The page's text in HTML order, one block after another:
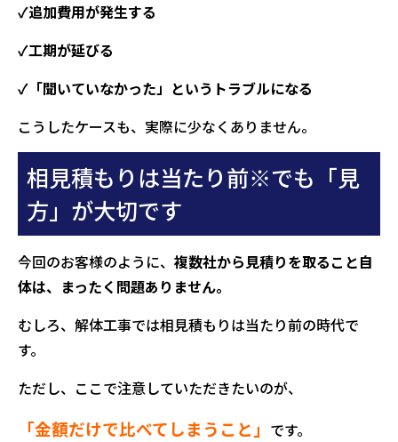
✓追加費用が発生する
✓工期が延びる
✓「聞いていなかった」というトラブルになる
こうしたケースも、実際に少なくありません。
相見積もりは当たり前※でも「見
方」が大切です
今回のお客様のように、 複数社から見積りを取ること自
体は、まったく問題ありません。
むしろ、解体工事では相見積もりは当たり前の時代で
す。
ただし、ここで注意していただきたいのが、
「金額だけで比べてしまうこと」 です。